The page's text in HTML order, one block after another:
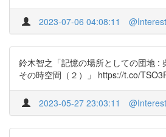
2023-07-06 04:08:11
鈴木智之「記憶の場所としての団地 :
その時空間（２）」 https://t.co/
2023-05-27 23:03:11